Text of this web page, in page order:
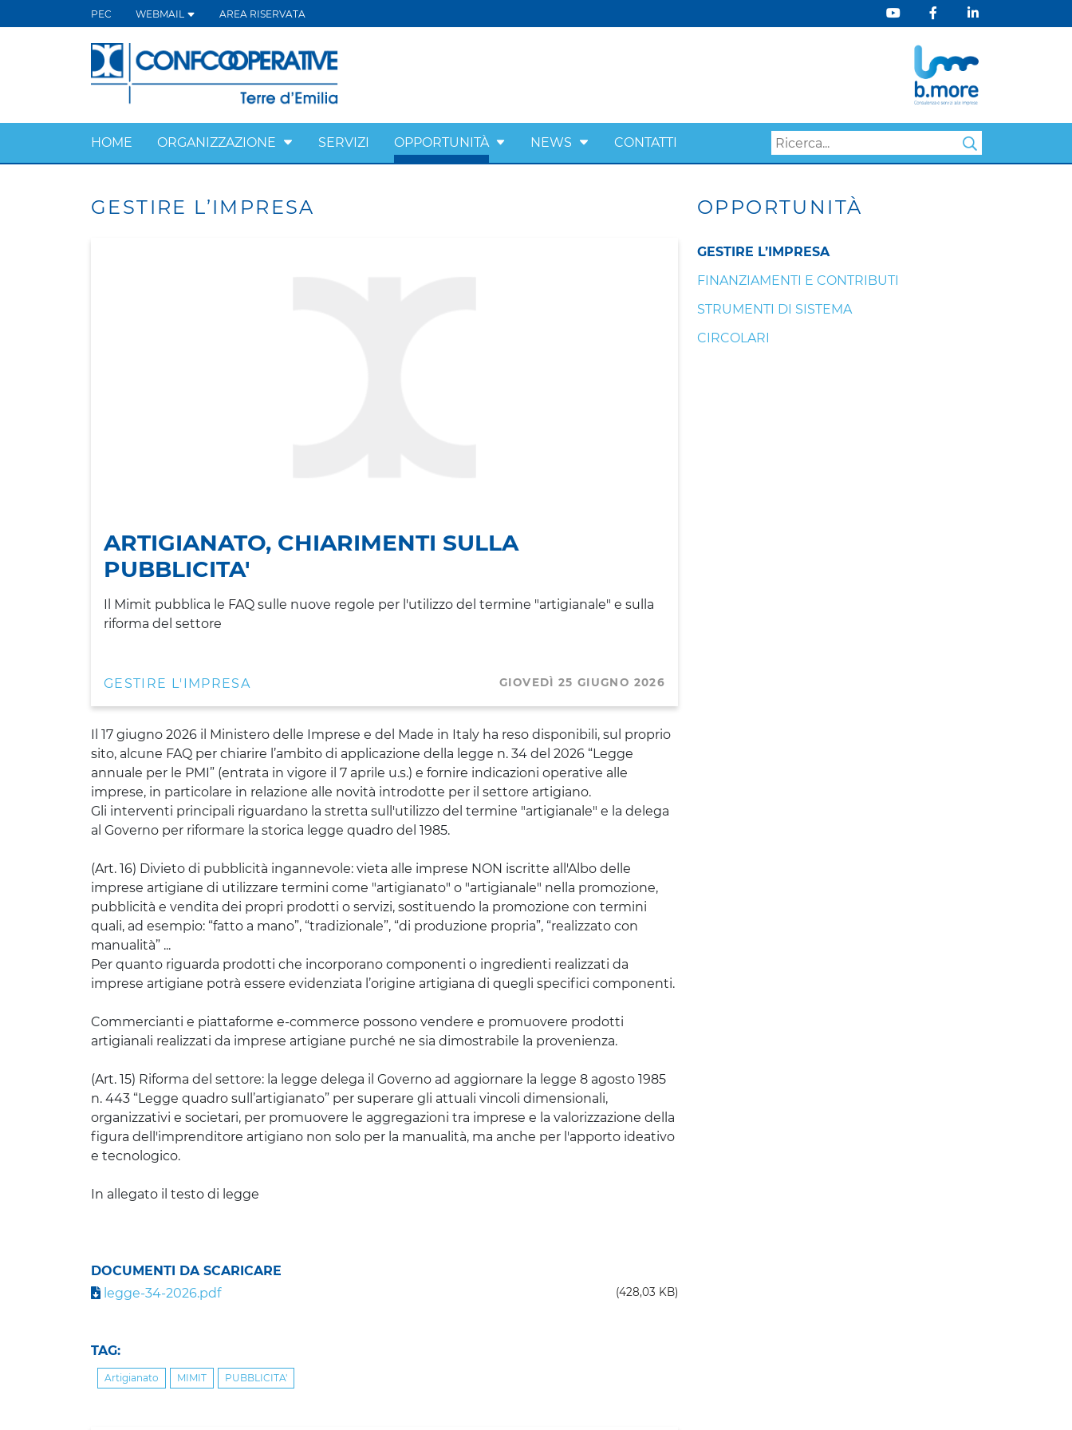
PEC WEBMAIL AREA RISERVATA
HOME ORGANIZZAZIONE SERVIZI OPPORTUNITÀ NEWS CONTATTI
GESTIRE L’IMPRESA
ARTIGIANATO, CHIARIMENTI SULLA
PUBBLICITA'
Il Mimit pubblica le FAQ sulle nuove regole per l'utilizzo del termine "artigianale" e sulla
riforma del settore
GESTIRE L'IMPRESA GIOVEDÌ 25 GIUGNO 2026
Il 17 giugno 2026 il Ministero delle Imprese e del Made in Italy ha reso disponibili, sul proprio
sito, alcune FAQ per chiarire l’ambito di applicazione della legge n. 34 del 2026 “Legge
annuale per le PMI” (entrata in vigore il 7 aprile u.s.) e fornire indicazioni operative alle
imprese, in particolare in relazione alle novità introdotte per il settore artigiano.
Gli interventi principali riguardano la stretta sull'utilizzo del termine "artigianale" e la delega
al Governo per riformare la storica legge quadro del 1985.
(Art. 16) Divieto di pubblicità ingannevole: vieta alle imprese NON iscritte all'Albo delle
imprese artigiane di utilizzare termini come "artigianato" o "artigianale" nella promozione,
pubblicità e vendita dei propri prodotti o servizi, sostituendo la promozione con termini
quali, ad esempio: “fatto a mano”, “tradizionale”, “di produzione propria”, “realizzato con
manualità” ...
Per quanto riguarda prodotti che incorporano componenti o ingredienti realizzati da
imprese artigiane potrà essere evidenziata l’origine artigiana di quegli specifici componenti.
Commercianti e piattaforme e-commerce possono vendere e promuovere prodotti
artigianali realizzati da imprese artigiane purché ne sia dimostrabile la provenienza.
(Art. 15) Riforma del settore: la legge delega il Governo ad aggiornare la legge 8 agosto 1985
n. 443 “Legge quadro sull’artigianato” per superare gli attuali vincoli dimensionali,
organizzativi e societari, per promuovere le aggregazioni tra imprese e la valorizzazione della
figura dell'imprenditore artigiano non solo per la manualità, ma anche per l'apporto ideativo
e tecnologico.
In allegato il testo di legge
DOCUMENTI DA SCARICARE
legge-34-2026.pdf
(428,03 KB)
TAG:
Artigianato MIMIT PUBBLICITA'
OPPORTUNITÀ
GESTIRE L’IMPRESA
FINANZIAMENTI E CONTRIBUTI
STRUMENTI DI SISTEMA
CIRCOLARI